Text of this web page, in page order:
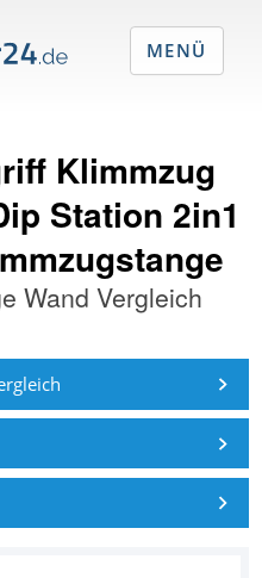
Klimmzug
Station 2in1
Wand Vergleich
MENÜ